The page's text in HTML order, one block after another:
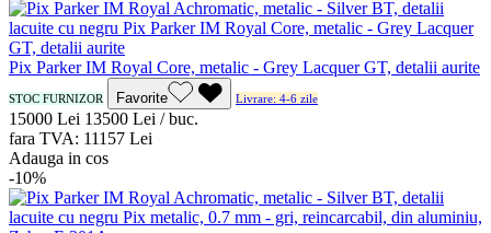
Pix Parker IM Royal Core, metalic - Grey Lacquer GT, detalii aurite
STOC FURNIZOR Favorite Livrare: 4-6 zile
15000 Lei 13500 Lei / buc.
fara TVA: 111 57 Lei
Adauga in cos
-10%